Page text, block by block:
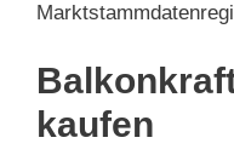
kaufen